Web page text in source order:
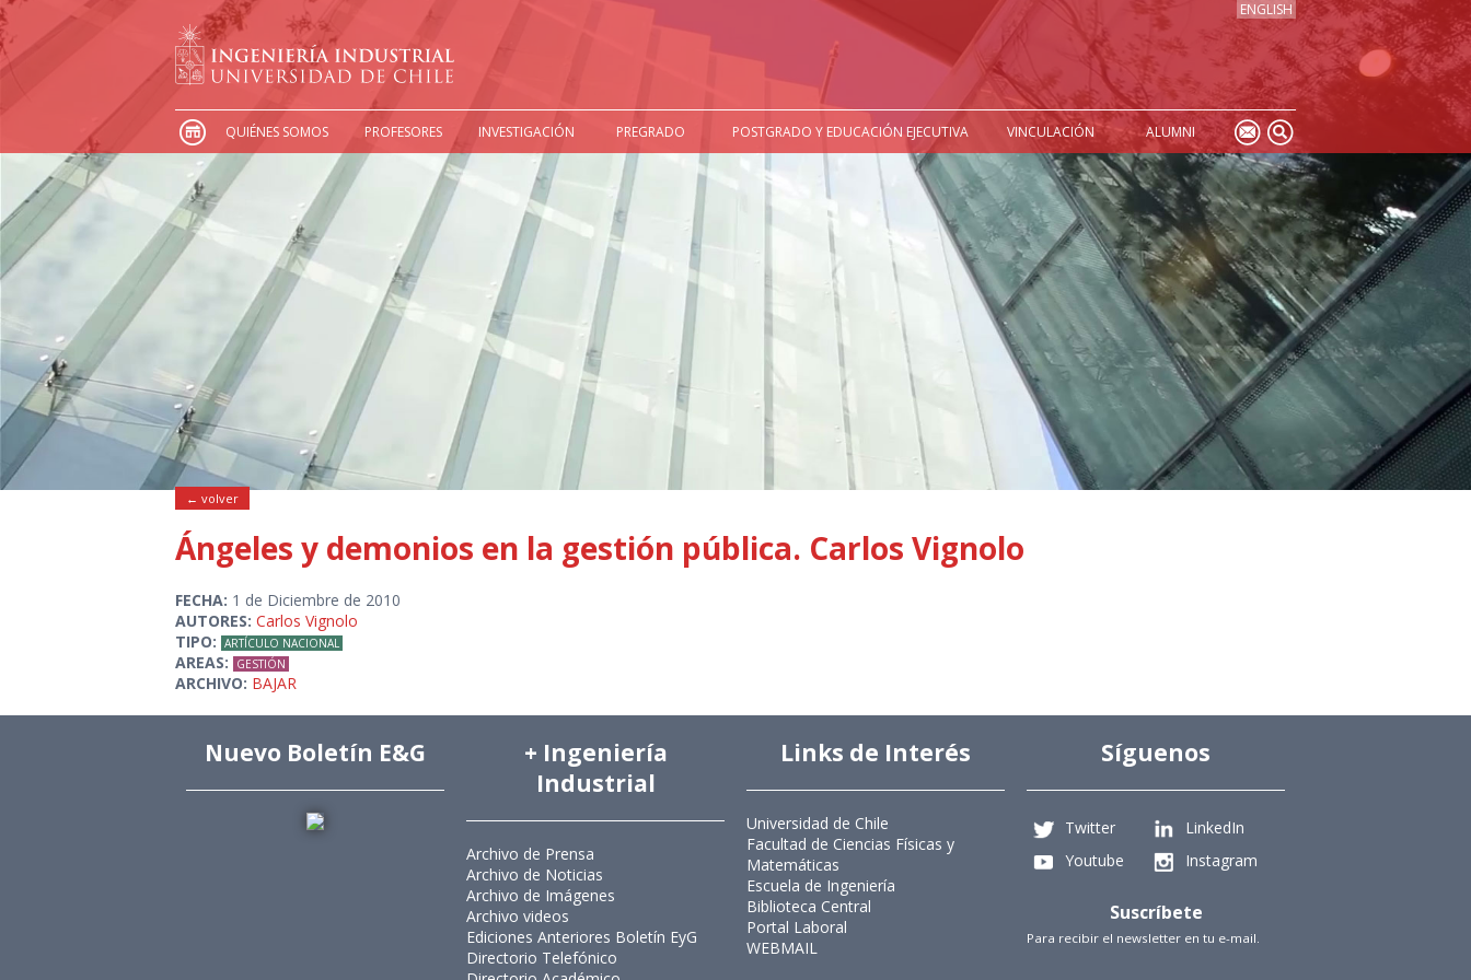
ENGLISH
QUIÉNES SOMOS PROFESORES INVESTIGACIÓN PREGRADO POSTGRADO Y EDUCACIÓN EJECUTIVA VINCULACIÓN ALUMNI
← volver
Ángeles y demonios en la gestión pública. Carlos Vignolo
FECHA: 1 de Diciembre de 2010
AUTORES: Carlos Vignolo
TIPO: ARTÍCULO NACIONAL
AREAS: GESTIÓN
ARCHIVO: BAJAR
Nuevo Boletín E&G
+ Ingeniería
Industrial
Archivo de Prensa
Archivo de Noticias
Archivo de Imágenes
Archivo videos
Ediciones Anteriores Boletín EyG
Directorio Telefónico
Links de Interés
Universidad de Chile
Facultad de Ciencias Físicas y
Matemáticas
Escuela de Ingeniería
Biblioteca Central
Portal Laboral
WEBMAIL
Síguenos
Twitter
LinkedIn
Youtube
Instagram
Suscríbete
Para recibir el newsletter en tu e-mail.